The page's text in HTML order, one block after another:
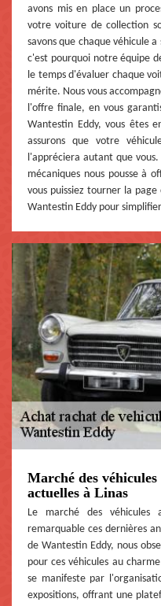
avons mis en place un
votre voiture de collection
savons que chaque véhicule
c'est pourquoi notre équipe
le temps d'évaluer chaque
mérite. Nous vous
l'offre finale, en vous
Wantestin Eddy, vous êtes
assurons que votre
l'appréciera autant que
mécaniques nous pousse à
vous puissiez tourner la
Wantestin Eddy pour
Marché des
actuelles à Linas
Le marché des véhicules
remarquable ces dernières
de Wantestin Eddy, nous
pour ces véhicules au
se manifeste par
expositions, offrant une